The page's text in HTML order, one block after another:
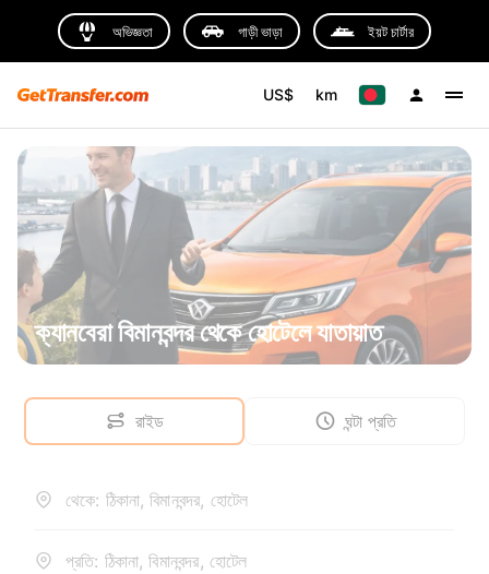
অভিজ্ঞতা গাড়ী ভাড়া ইয়ট চার্টার
US$ km
ক্যানবেরা বিমানবন্দর থেকে হোটেলে যাতায়াত
রাইড ঘন্টা প্রতি
থেকে: ঠিকানা, বিমানবন্দর, হোটেল
প্রতি: ঠিকানা, বিমানবন্দর, হোটেল